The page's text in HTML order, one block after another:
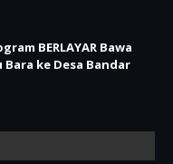
BERLAYAR Bawa
ke Desa Bandar